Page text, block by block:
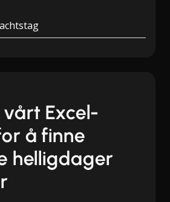
Excel-
å finne
helligdager